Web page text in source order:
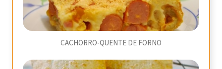
CACHORRO-QUENTE DE FORNO